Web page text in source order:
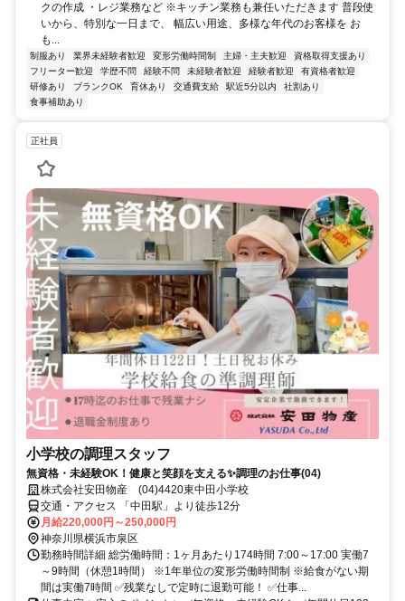
クの作成 ・レジ業務など ※キッチン業務も兼任いただきます 普段使
いから、特別な一日まで、 幅広い用途、多様な年代のお客様を お
も...
制服あり 業界未経験者歓迎 変形労働時間制 主婦・主夫歓迎
資格取得支援あり
フリーター歓迎
学歴不問 経験不問 未経験者歓迎 経験者歓迎
有資格者歓迎
研修あり
ブランクOK 育休あり 交通費支給 駅近5分以内
社割あり
食事補助あり
正社員
小学校の調理スタッフ
無資格・未経験OK！健康と笑顔を支える✨調理のお仕事(04)
株式会社安田物産 (04)4420東中田小学校
交通・アクセス 「中田駅」より徒歩12分
月給220,000円～250,000円
神奈川県横浜市泉区
勤務時間詳細 総労働時間：1ヶ月あたり174時間 7:00～17:00 実働7
～9時間（休憩1時間） ※1年単位の変形労働時間制 ※給食がない期
間は実働7時間 ✅残業なしで定時に退勤可能！ ✅仕事...